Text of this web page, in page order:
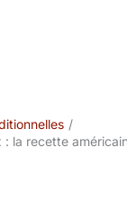
: la recette